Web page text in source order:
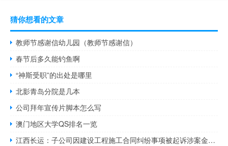
猜你想看的文章
教师节感谢信幼儿园（教师节感谢信）
春节后多久能钓鱼啊
“神斯受职”的出处是哪里
北影青岛分院是几本
公司拜年宣传片脚本怎么写
澳门地区大学QS排名一览
江西长运：子公司因建设工程施工合同纠纷事项被起诉涉案金额合计约2298.61万元